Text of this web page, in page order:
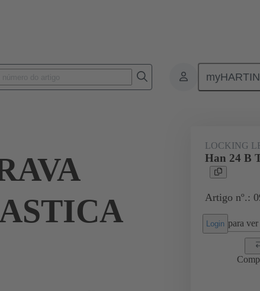
Accessories Locking systems
LOCKING
Han 24 B
Artigo nº.:
Login para